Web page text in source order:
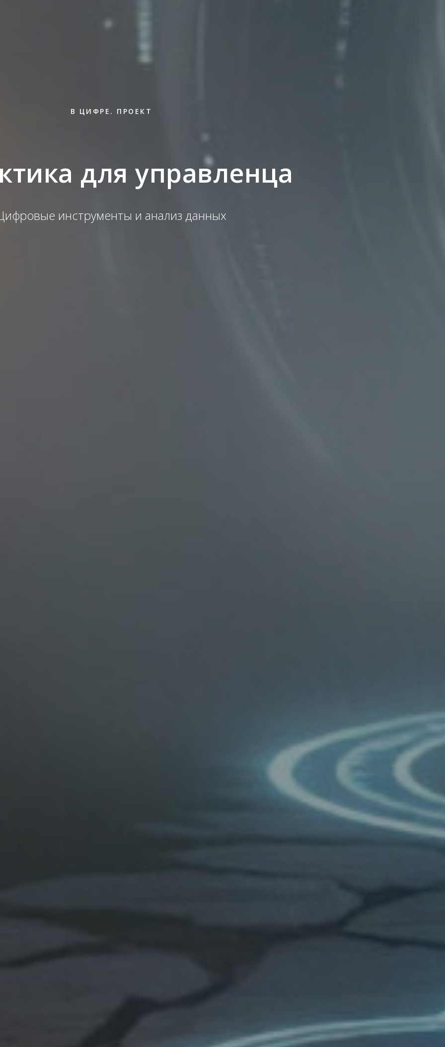
В ЦИФРЕ. ПРОЕКТ
для управленца
инструменты и анализ данных